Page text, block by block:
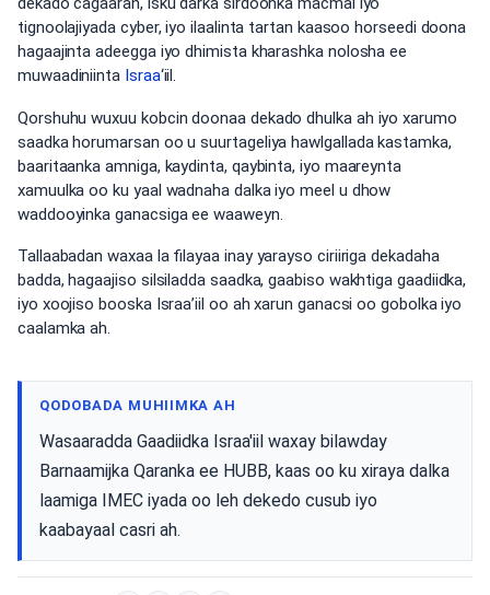
tignoolajiyada cyber, iyo ilaalinta tartan kaasoo horseedi doona
hagaajinta adeegga iyo dhimista kharashka nolosha ee
muwaadiniinta Israa‘iil.
Qorshuhu wuxuu kobcin doonaa dekado dhulka ah iyo xarumo
saadka horumarsan oo u suurtageliya hawlgallada kastamka,
baaritaanka amniga, kaydinta, qaybinta, iyo maareynta
xamuulka oo ku yaal wadnaha dalka iyo meel u dhow
waddooyinka ganacsiga ee waaweyn.
Tallaabadan waxaa la filayaa inay yarayso ciriiriga dekadaha
badda, hagaajiso silsiladda saadka, gaabiso wakhtiga gaadiidka,
iyo xoojiso booska Israa’iil oo ah xarun ganacsi oo gobolka iyo
caalamka ah.
QODOBADA MUHIIMKA AH
Wasaaradda Gaadiidka Israa'iil waxay bilawday
Barnaamijka Qaranka ee HUBB, kaas oo ku xiraya dalka
laamiga IMEC iyada oo leh dekedo cusub iyo
kaabayaal casri ah.